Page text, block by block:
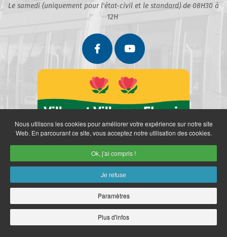
Le samedi (uniquement pour l'état-civil et le standard) de 08H30 à
12H
Retrait des données personnelles
Plan du site
Accès restreint
Nous utilisons les cookies pour améliorer votre expérience sur notre site
Web. En parcourant ce site, vous acceptez notre utilisation des cookies.
Ok, j'ai compris !
Je refuse
Paramètres
Plus d'infos